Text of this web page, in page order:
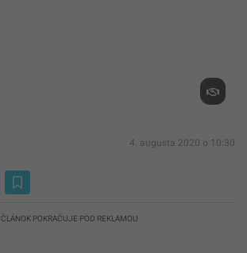
4. augusta 2020 o 10:30
ČLÁNOK POKRAČUJE POD REKLAMOU